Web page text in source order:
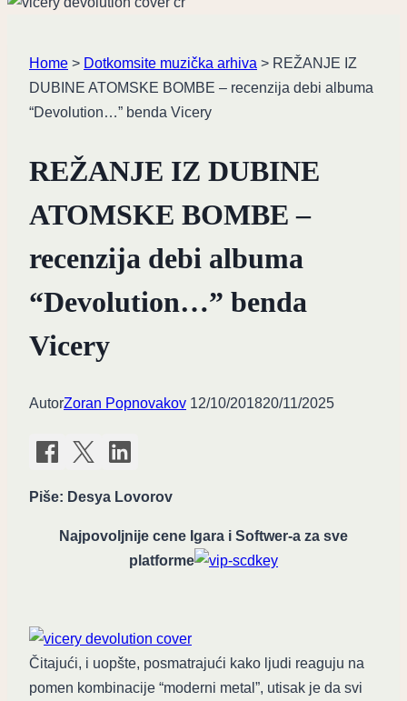
Home > Dotkomsite muzička arhiva > REŽANJE IZ
DUBINE ATOMSKE BOMBE – recenzija debi albuma
“Devolution…” benda Vicery
REŽANJE IZ DUBINE
ATOMSKE BOMBE –
recenzija debi albuma
“Devolution…” benda
Vicery
AutorZoran Popnovakov 12/10/201820/11/2025
Piše: Desya Lovorov
Najpovoljnije cene Igara i Softwer-a za sve
platforme
Čitajući, i uopšte, posmatrajući kako ljudi reaguju na
pomen kombinacije “moderni metal”, utisak je da svi